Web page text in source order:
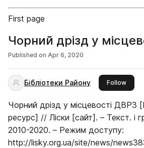
First page
Чорний дрізд у
Published on Apr 6, 2020
Бібліотеки Району Followthis
Чорний дрізд у місцевості ДВРЗ
ресурс] // Ліски [сайт]. – Текст. і
2010-2020. – Режим доступу:
http://lisky.org.ua/site/news/